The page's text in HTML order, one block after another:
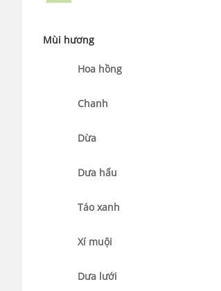
Mùi hương
Hoa hồng
Chanh
Dừa
Dưa hấu
Táo xanh
Xí muội
Dưa lưới